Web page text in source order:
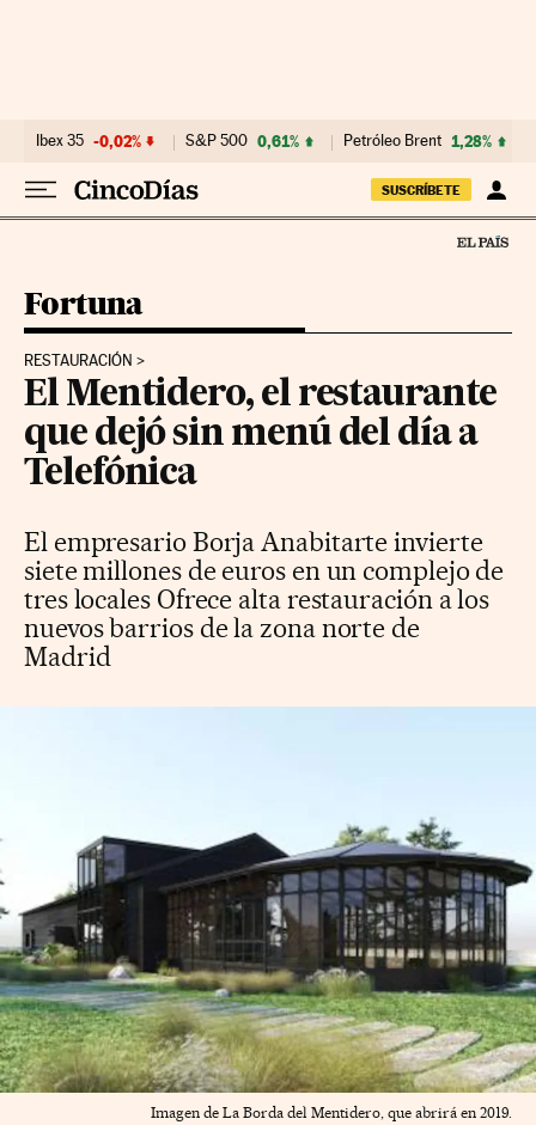
Ibex 35 -0,02% S&P 500 0,61% Petróleo Brent 1,28%
SUSCRÍBETE
Fortuna
RESTAURACIÓN
El Mentidero, el restaurante
que dejó sin menú del día a
Telefónica
El empresario Borja Anabitarte invierte
siete millones de euros en un complejo de
tres locales Ofrece alta restauración a los
nuevos barrios de la zona norte de
Madrid
Imagen de La Borda del Mentidero, que abrirá en 2019.